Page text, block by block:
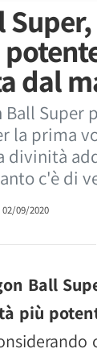
dal
Ball Super
la prima
divinità
c'è di
02/09/2020
Ball
più